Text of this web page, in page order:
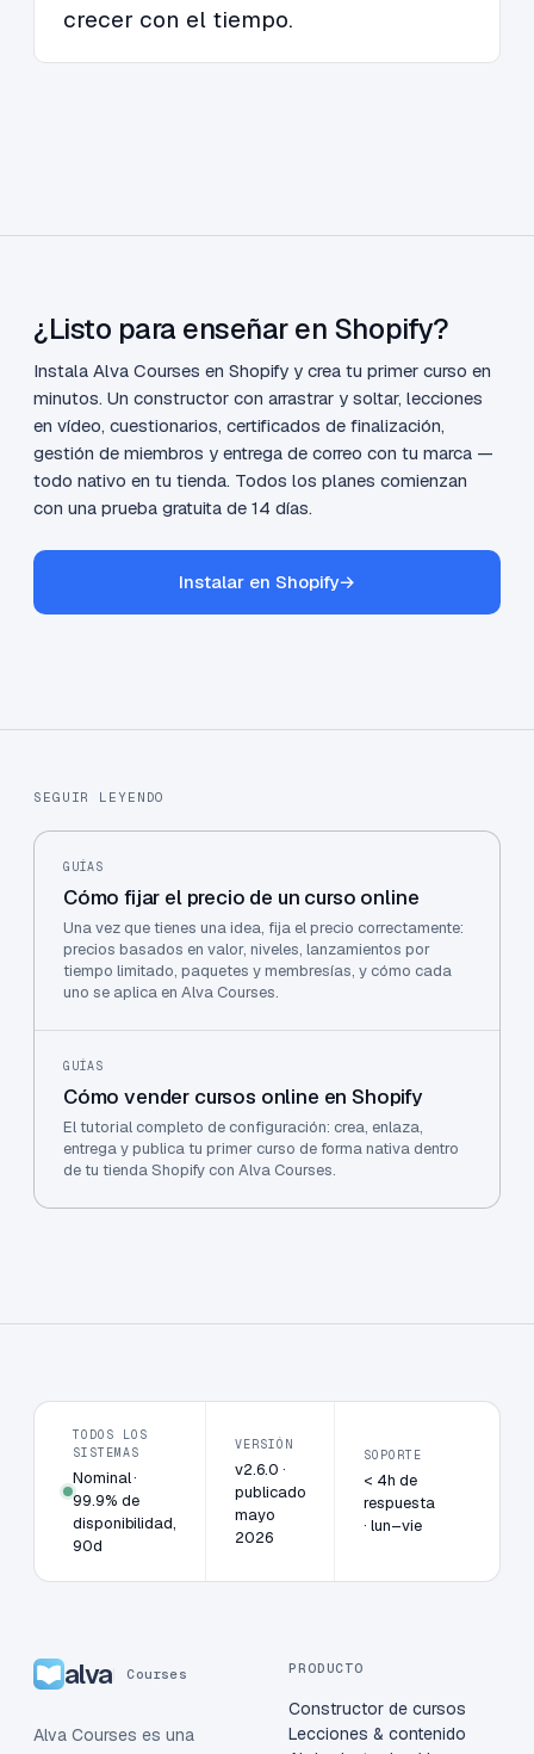
crecer con el tiempo.
¿Listo para enseñar en Shopify?
Instala Alva Courses en Shopify y crea tu primer curso en
minutos. Un constructor con arrastrar y soltar, lecciones
en vídeo, cuestionarios, certificados de finalización,
gestión de miembros y entrega de correo con tu marca —
todo nativo en tu tienda. Todos los planes comienzan
con una prueba gratuita de 14 días.
Instalar en Shopify→
SEGUIR LEYENDO
GUÍAS
Cómo fijar el precio de un curso online
Una vez que tienes una idea, fija el precio correctamente:
precios basados en valor, niveles, lanzamientos por
tiempo limitado, paquetes y membresías, y cómo cada
uno se aplica en Alva Courses.
GUÍAS
Cómo vender cursos online en Shopify
El tutorial completo de configuración: crea, enlaza,
entrega y publica tu primer curso de forma nativa dentro
de tu tienda Shopify con Alva Courses.
TODOS LOS
SISTEMAS
Nominal ·
99.9% de
disponibilidad,
90d
VERSIÓN
v2.6.0 ·
publicado
mayo
2026
SOPORTE
< 4h de
respuesta
· lun–vie
alva Courses
Alva Courses es una
PRODUCTO
Constructor de cursos
Lecciones & contenido